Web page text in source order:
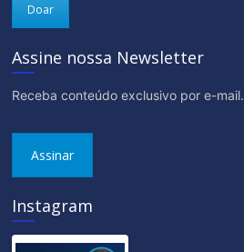
Doar
Assine nossa Newsletter
Receba conteúdo exclusivo por e-mail.
Assinar
Instagram